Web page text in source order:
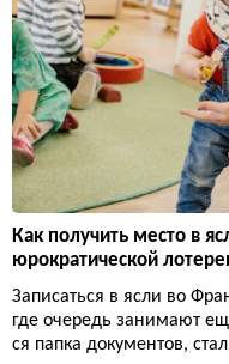
Как получить место в
юрократической
Записаться в ясли во
где очередь занимают
ся папка документов,